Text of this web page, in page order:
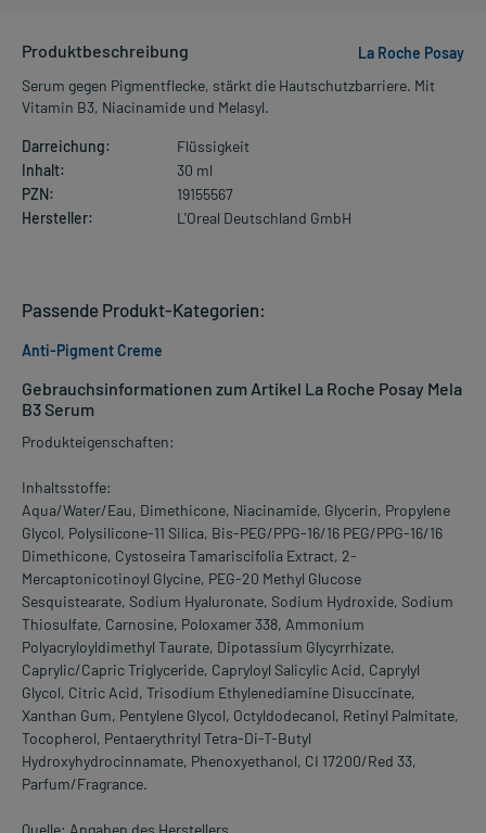
Produktbeschreibung
La Roche Posay
Serum gegen Pigmentflecke, stärkt die Hautschutzbarriere. Mit
Vitamin B3, Niacinamide und Melasyl.
Darreichung:
Flüssigkeit
Inhalt:
30 ml
PZN:
19155567
Hersteller:
L'Oreal Deutschland GmbH
Gebrauchsinformationen zum Artikel La Roche Posay Mela
B3 Serum
Produkteigenschaften:
Inhaltsstoffe:
Aqua/Water/Eau, Dimethicone, Niacinamide, Glycerin, Propylene
Glycol, Polysilicone-11 Silica, Bis-PEG/PPG-16/16 PEG/PPG-16/16
Dimethicone, Cystoseira Tamariscifolia Extract, 2-
Mercaptonicotinoyl Glycine, PEG-20 Methyl Glucose
Sesquistearate, Sodium Hyaluronate, Sodium Hydroxide, Sodium
Thiosulfate, Carnosine, Poloxamer 338, Ammonium
Polyacryloyldimethyl Taurate, Dipotassium Glycyrrhizate,
Caprylic/Capric Triglyceride, Capryloyl Salicylic Acid, Caprylyl
Glycol, Citric Acid, Trisodium Ethylenediamine Disuccinate,
Xanthan Gum, Pentylene Glycol, Octyldodecanol, Retinyl Palmitate,
Tocopherol, Pentaerythrityl Tetra-Di-T-Butyl
Hydroxyhydrocinnamate, Phenoxyethanol, CI 17200/Red 33,
Parfum/Fragrance.
Quelle: Angaben des Herstellers
Passende Produkt-Kategorien:
Anti-Pigment Creme